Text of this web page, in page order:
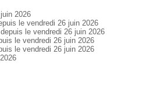
2026
le vendredi 26 juin 2026
le vendredi 26 juin 2026
le vendredi 26 juin 2026
le vendredi 26 juin 2026